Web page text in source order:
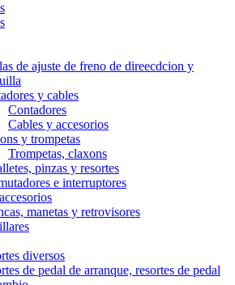
de ajuste de freno de direecdcion y
y cables
Contadores
Cables y accesorios
y trompetas
Trompetas, claxons
pinzas y resortes
e interruptores
manetas y retrovisores
diversos
de pedal de arranque, resortes de pedal